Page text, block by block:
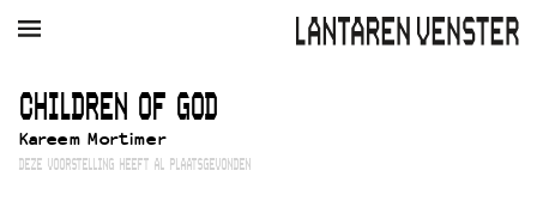
AGENDA FILM MUZIEK
Winkelmandje
Zoek
CHILDREN OF GOD
Kareem Mortimer
DEZE VOORSTELLING HEEFT AL PLAATSGEVONDEN